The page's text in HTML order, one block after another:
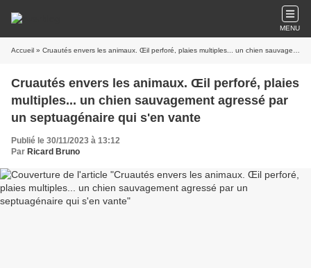
MENU
Accueil » Cruautés envers les animaux. Œil perforé, plaies multiples... un chien sauvagement agressé par un septuagénaire qui s'en vante
Cruautés envers les animaux. Œil perforé, plaies
multiples... un chien sauvagement agressé par
un septuagénaire qui s'en vante
Publié le 30/11/2023 à 13:12
Par Ricard Bruno